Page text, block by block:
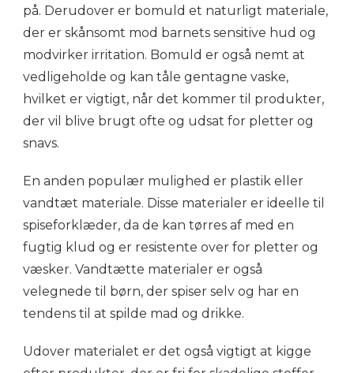
på. Derudover er bomuld et naturligt materiale,
der er skånsomt mod barnets sensitive hud og
modvirker irritation. Bomuld er også nemt at
vedligeholde og kan tåle gentagne vaske,
hvilket er vigtigt, når det kommer til produkter,
der vil blive brugt ofte og udsat for pletter og
snavs.
En anden populær mulighed er plastik eller
vandtæt materiale. Disse materialer er ideelle til
spiseforklæder, da de kan tørres af med en
fugtig klud og er resistente over for pletter og
væsker. Vandtætte materialer er også
velegnede til børn, der spiser selv og har en
tendens til at spilde mad og drikke.
Udover materialet er det også vigtigt at kigge